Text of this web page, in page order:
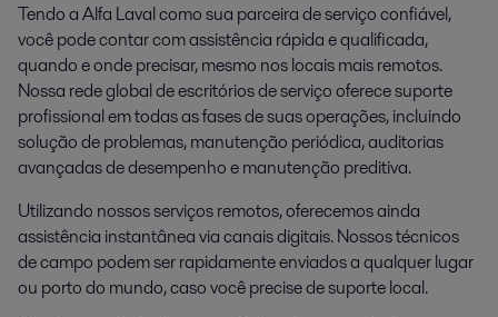
Tendo a Alfa Laval como sua parceira de serviço confiável,
você pode contar com assistência rápida e qualificada,
quando e onde precisar, mesmo nos locais mais remotos.
Nossa rede global de escritórios de serviço oferece suporte
profissional em todas as fases de suas operações, incluindo
solução de problemas, manutenção periódica, auditorias
avançadas de desempenho e manutenção preditiva.
Utilizando nossos serviços remotos, oferecemos ainda
assistência instantânea via canais digitais. Nossos técnicos
de campo podem ser rapidamente enviados a qualquer lugar
ou porto do mundo, caso você precise de suporte local.